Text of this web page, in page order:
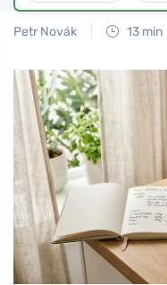
Petr Novák 13 min